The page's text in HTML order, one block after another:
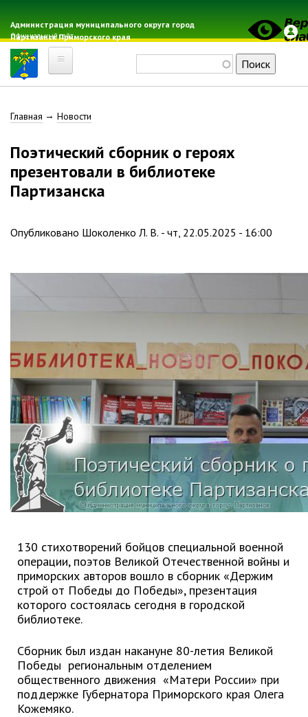
основному
содержанию
Администрация муниципального округа город
Партизанск Приморского края
Официальный сайт
Главная
Электронная почта
Гражданская оборона
Расписание автобусов
Расписание электричек
Геральдика
Решение Думы «О гербе
Партизанского городского
Историческая справка
Почётные жители
Фотогалерея
Старые фотографии нашего
города
Старые фотографии нашего
города (продолжение)
Старые фотографии города
Старый и новый Партизанск
Книга «Партизанску 125 лет. Город в
лицах и судьбах.»
Книга «О геологах – с пристрастием»
Книга "Партизанск. Энергия времени."
Отчёты главы
Первый заместитель
Заместители главы администрации
Строка
навигации
Главная Новости
Поэтический сборник о героях
презентовали в библиотеке
Партизанска
Опубликовано Шоколенко Л. В. - чт, 22.05.2025 - 16:00
130 стихотворений бойцов специальной военной
операции, поэтов Великой Отечественной войны и
приморских авторов вошло в сборник «Держим
строй от Победы до Победы», презентация
которого состоялась сегодня в городской
библиотеке.
Сборник был издан накануне 80-летия Великой
Победы региональным отделением
общественного движения «Матери России» при
поддержке Губернатора Приморского края Олега
Кожемяко.